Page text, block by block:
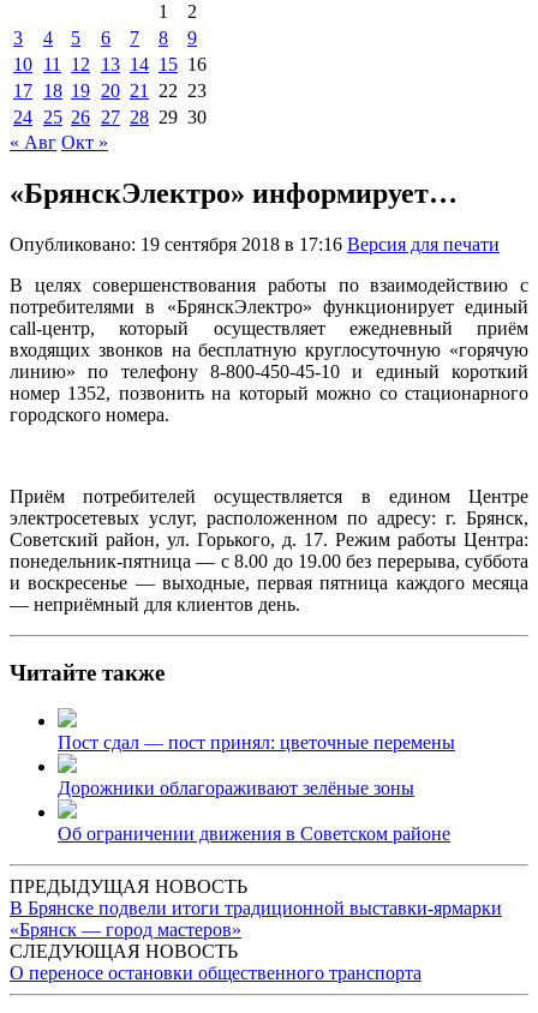
1
2
3
4 5 6 7 8
9
10 11 12 13 14 15 16
17 18 19 20 21 22 23
24 25 26 27 28 29 30
« Авг Окт »
«БрянскЭлектро» информирует…
Опубликовано: 19 сентября 2018 в 17:16 Версия для печати
В целях совершенствования работы по взаимодействию с
потребителями в «БрянскЭлектро» функционирует единый
call-центр, который осуществляет ежедневный приём
входящих звонков на бесплатную круглосуточную «горячую
линию» по телефону 8-800-450-45-10 и единый короткий
номер 1352, позвонить на который можно со стационарного
городского номера.
Приём потребителей осуществляется в едином Центре
электросетевых услуг, расположенном по адресу: г. Брянск,
Советский район, ул. Горького, д. 17. Режим работы Центра:
понедельник-пятница — с 8.00 до 19.00 без перерыва, суббота
и воскресенье — выходные, первая пятница каждого месяца
— неприёмный для клиентов день.
Читайте также
Пост сдал — пост принял: цветочные перемены
Дорожники облагораживают зелёные зоны
Об ограничении движения в Советском районе
ПРЕДЫДУЩАЯ НОВОСТЬ
В Брянске подвели итоги традиционной выставки-ярмарки
«Брянск — город мастеров»
СЛЕДУЮЩАЯ НОВОСТЬ
О переносе остановки общественного транспорта